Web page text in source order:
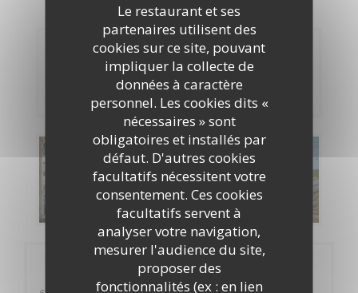
Le restaurant et ses
partenaires utilisent des
cookies sur ce site, pouvant
impliquer la collecte de
données à caractère
personnel. Les cookies dits «
nécessaires » sont
obligatoires et installés par
défaut. D'autres cookies
facultatifs nécessitent votre
consentement. Ces cookies
facultatifs servent à
analyser votre navigation,
mesurer l'audience du site,
proposer des
fonctionnalités (ex : en lien
Réservation
RÉSERVER
Cartes & Menus
DÉCOUVRIR NOTRE CARTE
Infos pratiques